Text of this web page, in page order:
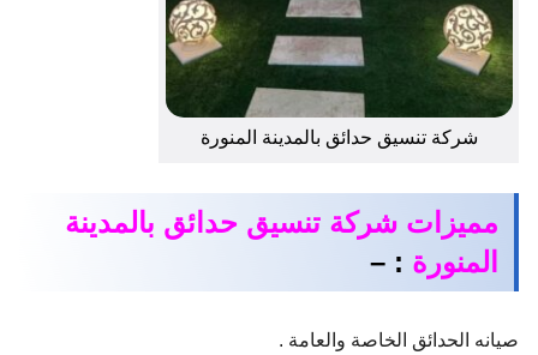
شركة تنسيق حدائق بالمدينة المنورة
مميزات شركة تنسيق حدائق بالمدينة
المنورة : –
صيانه الحدائق الخاصة والعامة .